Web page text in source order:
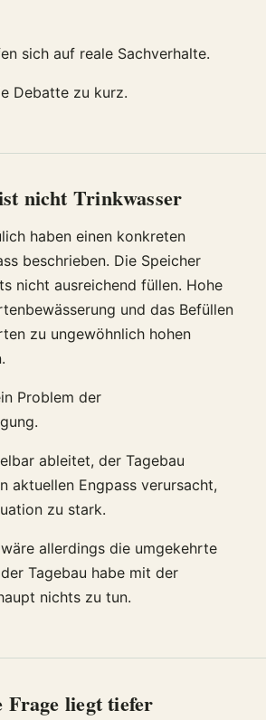
sich auf reale Sachverhalte.
Debatte zu kurz.
nicht Trinkwasser
haben einen konkreten
beschrieben. Die Speicher
nicht ausreichend füllen. Hohe
und das Befüllen
zu ungewöhnlich hohen
Problem der
ableitet, der Tagebau
aktuellen Engpass verursacht,
zu stark.
allerdings die umgekehrte
Tagebau habe mit der
nichts zu tun.
Frage liegt tiefer